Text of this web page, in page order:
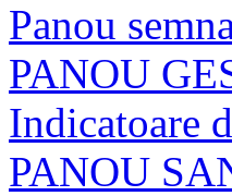
Panou
PANOU
Indicatoare
PANOU